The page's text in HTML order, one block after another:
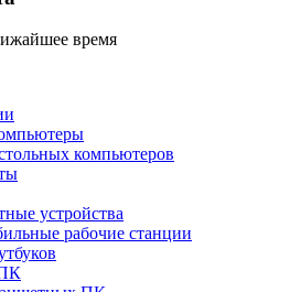
время
компьютеров
устройства
рабочие станции